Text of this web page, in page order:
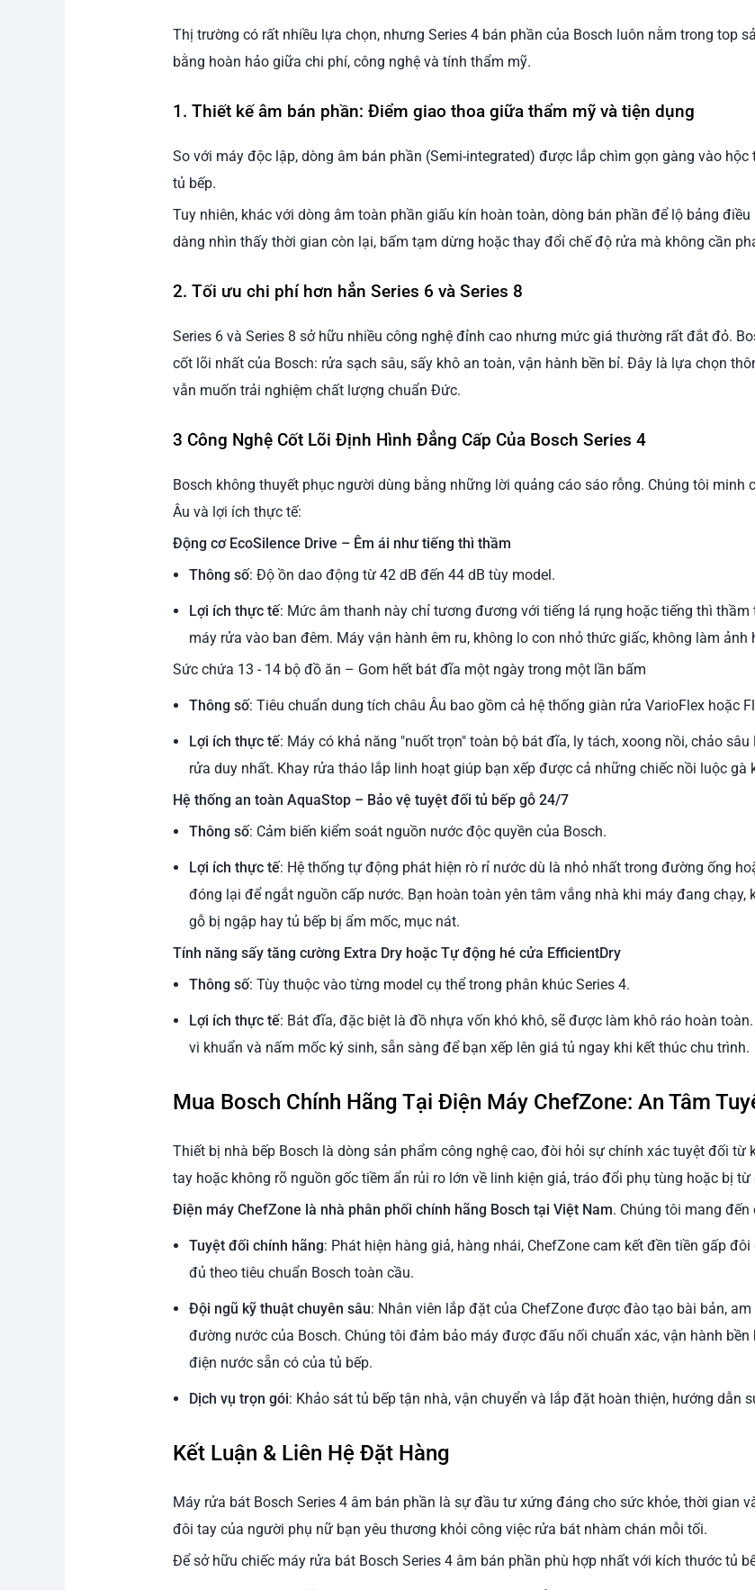
Thị trường có rất nhiều lựa chọn, nhưng Series 4 bán phần của Bosch luôn nằm trong top
bằng hoàn hảo giữa chi phí, công nghệ và tính thẩm mỹ.
1. Thiết kế âm bán phần: Điểm giao thoa giữa thẩm mỹ và tiện dụng
So với máy độc lập, dòng âm bán phần (Semi-integrated) được lắp chìm gọn gàng vào
tủ bếp.
Tuy nhiên, khác với dòng âm toàn phần giấu kín hoàn toàn, dòng bán phần để lộ bảng
dàng nhìn thấy thời gian còn lại, bấm tạm dừng hoặc thay đổi chế độ rửa mà không cần
2. Tối ưu chi phí hơn hẳn Series 6 và Series 8
Series 6 và Series 8 sở hữu nhiều công nghệ đỉnh cao nhưng mức giá thường rất đắt đỏ.
cốt lõi nhất của Bosch: rửa sạch sâu, sấy khô an toàn, vận hành bền bỉ. Đây là lựa chọn
vẫn muốn trải nghiệm chất lượng chuẩn Đức.
3 Công Nghệ Cốt Lõi Định Hình Đẳng Cấp Của Bosch Series 4
Bosch không thuyết phục người dùng bằng những lời quảng cáo sáo rỗng. Chúng tôi minh
Âu và lợi ích thực tế:
Động cơ EcoSilence Drive – Êm ái như tiếng thì thầm
Thông số: Độ ồn dao động từ 42 dB đến 44 dB tùy model.
Lợi ích thực tế: Mức âm thanh này chỉ tương đương với tiếng lá rụng hoặc tiếng thì
máy rửa vào ban đêm. Máy vận hành êm ru, không lo con nhỏ thức giấc, không làm
Sức chứa 13 - 14 bộ đồ ăn – Gom hết bát đĩa một ngày trong một lần bấm
Thông số: Tiêu chuẩn dung tích châu Âu bao gồm cả hệ thống giàn rửa VarioFlex hoặc
Lợi ích thực tế: Máy có khả năng "nuốt trọn" toàn bộ bát đĩa, ly tách, xoong nồi, chảo
rửa duy nhất. Khay rửa tháo lắp linh hoạt giúp bạn xếp được cả những chiếc nồi luộc gà
Hệ thống an toàn AquaStop – Bảo vệ tuyệt đối tủ bếp gỗ 24/7
Thông số: Cảm biến kiểm soát nguồn nước độc quyền của Bosch.
Lợi ích thực tế: Hệ thống tự động phát hiện rò rỉ nước dù là nhỏ nhất trong đường ống
đóng lại để ngắt nguồn cấp nước. Bạn hoàn toàn yên tâm vắng nhà khi máy đang
gỗ bị ngập hay tủ bếp bị ẩm mốc, mục nát.
Tính năng sấy tăng cường Extra Dry hoặc Tự động hé cửa EfficientDry
Thông số: Tùy thuộc vào từng model cụ thể trong phân khúc Series 4.
Lợi ích thực tế: Bát đĩa, đặc biệt là đồ nhựa vốn khó khô, sẽ được làm khô ráo hoàn
vi khuẩn và nấm mốc ký sinh, sẵn sàng để bạn xếp lên giá tủ ngay khi kết thúc chu trình.
Mua Bosch Chính Hãng Tại Điện Máy ChefZone: An Tâm
Thiết bị nhà bếp Bosch là dòng sản phẩm công nghệ cao, đòi hỏi sự chính xác tuyệt đối
tay hoặc không rõ nguồn gốc tiềm ẩn rủi ro lớn về linh kiện giả, tráo đổi phụ tùng hoặc bị
Điện máy ChefZone là nhà phân phối chính hãng Bosch tại Việt Nam. Chúng tôi mang
Tuyệt đối chính hãng: Phát hiện hàng giả, hàng nhái, ChefZone cam kết đền tiền gấp
đủ theo tiêu chuẩn Bosch toàn cầu.
Đội ngũ kỹ thuật chuyên sâu: Nhân viên lắp đặt của ChefZone được đào tạo bài bản,
đường nước của Bosch. Chúng tôi đảm bảo máy được đấu nối chuẩn xác, vận hành
điện nước sẵn có của tủ bếp.
Dịch vụ trọn gói: Khảo sát tủ bếp tận nhà, vận chuyển và lắp đặt hoàn thiện, hướng dẫn
Kết Luận & Liên Hệ Đặt Hàng
Máy rửa bát Bosch Series 4 âm bán phần là sự đầu tư xứng đáng cho sức khỏe, thời gian
đôi tay của người phụ nữ bạn yêu thương khỏi công việc rửa bát nhàm chán mỗi tối.
Để sở hữu chiếc máy rửa bát Bosch Series 4 âm bán phần phù hợp nhất với kích thước tủ